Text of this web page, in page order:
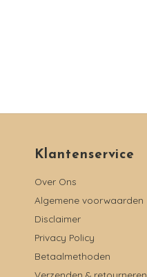
Klantenservice
Over Ons
Algemene voorwaarden
Disclaimer
Privacy Policy
Betaalmethoden
Verzenden & retourneren